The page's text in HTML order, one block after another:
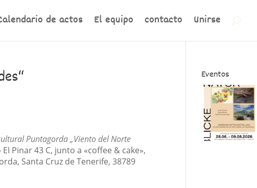
de actos El equipo contacto Unirse
Puntagorda „Viento del Norte
EI Pinar 43 C, junto a «coffee & cake»,
Santa Cruz de Tenerife, 38789
Eventos